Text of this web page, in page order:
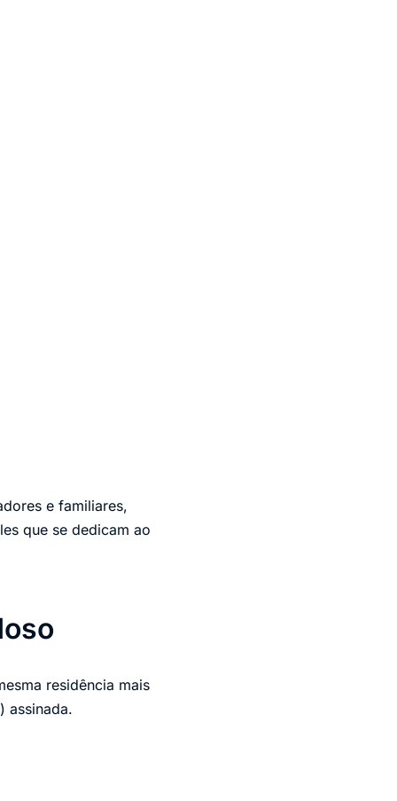
e familiares,
que se dedicam ao
residência mais
assinada.